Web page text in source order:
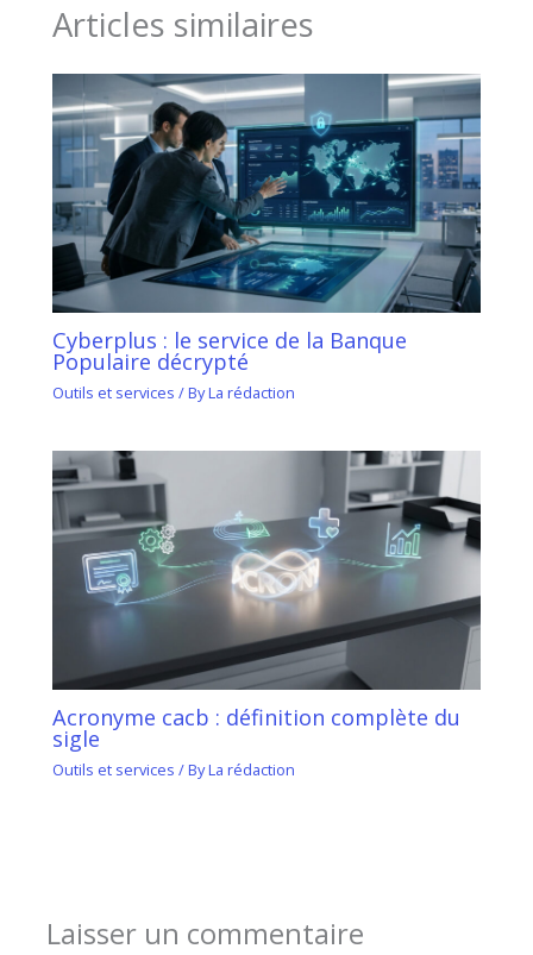
Articles similaires
Cyberplus : le service de la Banque
Populaire décrypté
Outils et services / ByLa rédaction
Acronyme cacb : définition complète du
sigle
Outils et services / ByLa rédaction
Laisser un commentaire